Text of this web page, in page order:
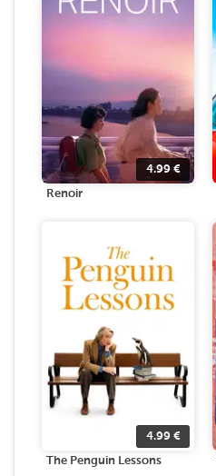
4.99 €
Renoir
4.99 €
The Penguin Lessons